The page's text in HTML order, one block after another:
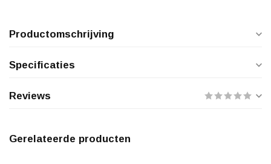
Productomschrijving
Specificaties
Reviews
Gerelateerde producten